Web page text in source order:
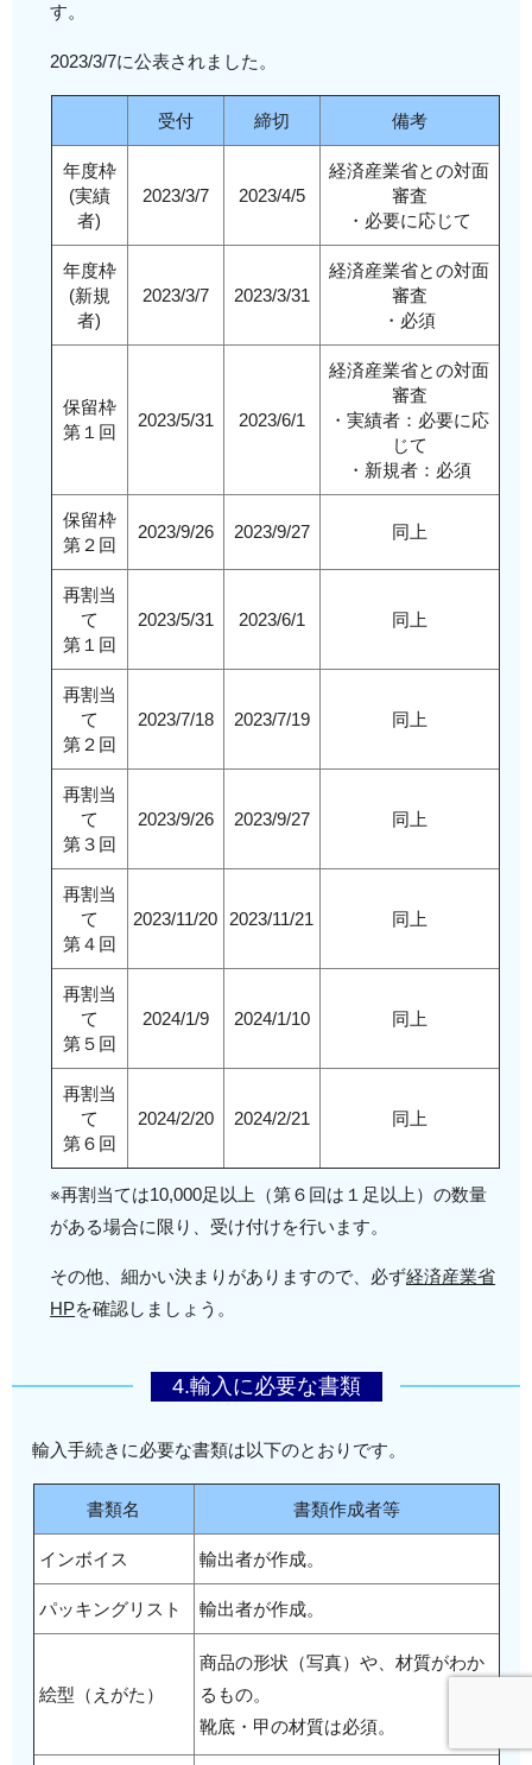
す。
2023/3/7に公表されました。
受付 締切 備考
年度枠
(実績
者)
2023/3/7 2023/4/5
経済産業省との対面
審査
・必要に応じて
年度枠
(新規
者)
2023/3/7 2023/3/31
経済産業省との対面
審査
・必須
保留枠
第１回
2023/5/31 2023/6/1
経済産業省との対面
審査
・実績者：必要に応
じて
・新規者：必須
保留枠
第２回
2023/9/26 2023/9/27 同上
再割当
て
第１回
2023/5/31 2023/6/1 同上
再割当
て
第２回
2023/7/18 2023/7/19 同上
再割当
て
第３回
2023/9/26 2023/9/27 同上
再割当
て
第４回
2023/11/20 2023/11/21 同上
再割当
て
第５回
2024/1/9 2024/1/10 同上
再割当
て
第６回
2024/2/20 2024/2/21 同上
※再割当ては10,000足以上（第６回は１足以上）の数量
がある場合に限り、受け付けを行います。
その他、細かい決まりがありますので、必ず経済産業省
HPを確認しましょう。
4.輸入に必要な書類
輸入手続きに必要な書類は以下のとおりです。
書類名 書類作成者等
インボイス 輸出者が作成。
パッキングリスト 輸出者が作成。
絵型（えがた）
商品の形状（写真）や、材質がわか
るもの。
靴底・甲の材質は必須。